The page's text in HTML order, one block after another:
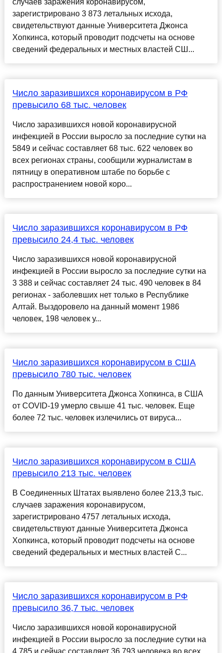
случаев заражения коронавирусом,
зарегистрировано 3 873 летальных исхода,
свидетельствуют данные Университета Джонса
Хопкинса, который проводит подсчеты на основе
сведений федеральных и местных властей СШ...
Число заразившихся коронавирусом в РФ
превысило 68 тыс. человек
Число заразившихся новой коронавирусной
инфекцией в России выросло за последние сутки на
5849 и сейчас составляет 68 тыс. 622 человек во
всех регионах страны, сообщили журналистам в
пятницу в оперативном штабе по борьбе с
распространением новой коро...
Число заразившихся коронавирусом в РФ
превысило 24,4 тыс. человек
Число заразившихся новой коронавирусной
инфекцией в России выросло за последние сутки на
3 388 и сейчас составляет 24 тыс. 490 человек в 84
регионах - заболевших нет только в Республике
Алтай. Выздоровело на данный момент 1986
человек, 198 человек у...
Число заразившихся коронавирусом в США
превысило 780 тыс. человек
По данным Университета Джонса Хопкинса, в США
от COVID-19 умерло свыше 41 тыс. человек. Еще
более 72 тыс. человек излечились от вируса...
Число заразившихся коронавирусом в США
превысило 213 тыс. человек
В Соединенных Штатах выявлено более 213,3 тыс.
случаев заражения коронавирусом,
зарегистрировано 4757 летальных исхода,
свидетельствуют данные Университета Джонса
Хопкинса, который проводит подсчеты на основе
сведений федеральных и местных властей С...
Число заразившихся коронавирусом в РФ
превысило 36,7 тыс. человек
Число заразившихся новой коронавирусной
инфекцией в России выросло за последние сутки на